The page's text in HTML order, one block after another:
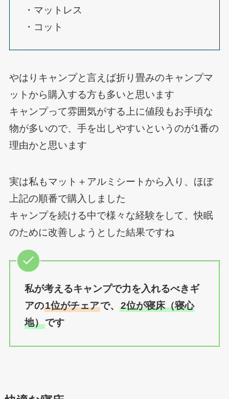
・マットレス
・コット
やはりキャンプと言えば折り畳みのキャンプマ
ットから購入する方も多いと思います
キャンプって雰囲気がする上に値段もお手頃な
物が多いので、手を出しやすいというのが1番の
理由かと思います
実は私もマット＋アルミシートから入り、ほぼ
上記の順番で購入しました
キャンプを続ける中で様々な経験をして、快眠
のために改善しようとした結果ですね
私が考えるキャンプで力を入れるべきギ
アの1位がチェアで、2位が寝床（寝心
地）です